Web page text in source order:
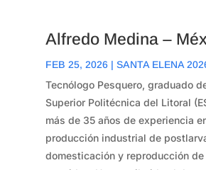
Alfredo Medina –
FEB 25, 2026| SANTA ELENA
Tecnólogo Pesquero, graduado
Superior Politécnica del Litoral
más de 35 años de experiencia
producción industrial de
domesticación y reproducción de